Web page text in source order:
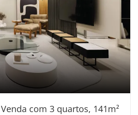
com 3 quartos, 141m²